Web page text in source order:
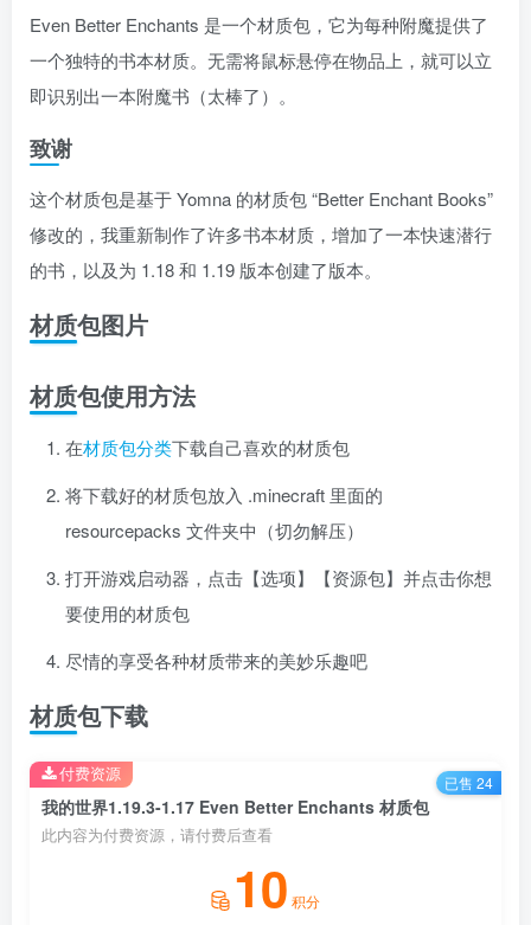
Even Better Enchants 是一个材质包，它为每种附魔提供了
一个独特的书本材质。无需将鼠标悬停在物品上，就可以立
即识别出一本附魔书（太棒了）。
致谢
这个材质包是基于 Yomna 的材质包 “Better Enchant Books”
修改的，我重新制作了许多书本材质，增加了一本快速潜行
的书，以及为 1.18 和 1.19 版本创建了版本。
材质包图片
材质包使用方法
在材质包分类下载自己喜欢的材质包
将下载好的材质包放入 .minecraft 里面的
resourcepacks 文件夹中（切勿解压）
打开游戏启动器，点击【选项】【资源包】并点击你想
要使用的材质包
尽情的享受各种材质带来的美妙乐趣吧
材质包下载
我的世界1.19.3-1.17 Even Better Enchants 材质包
此内容为付费资源，请付费后查看
10 积分
付费资源 已售 24